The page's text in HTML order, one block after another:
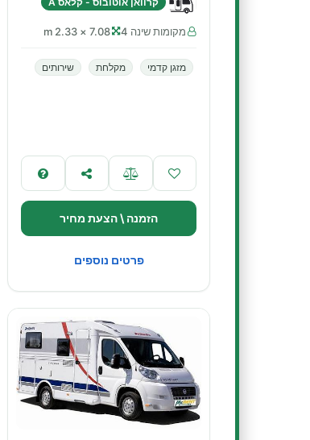
מקומות שינה 4 7.08 × 2.33 m
מזגן קדמי מקלחת שירותים
הזמנה \ הצעת מחיר
פרטים נוספים